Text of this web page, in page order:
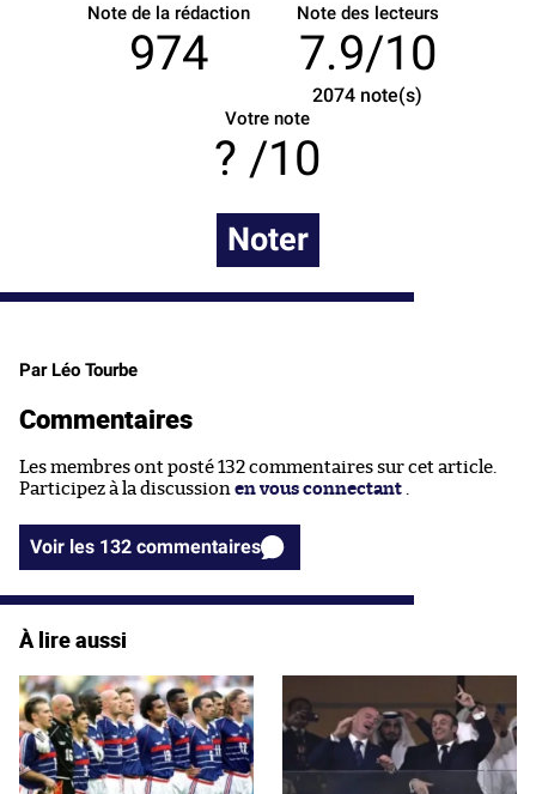
Note de la rédaction
974
Note des lecteurs
7.9/10
2074 note(s)
Votre note
/10
Noter
Par Léo Tourbe
Commentaires
Les membres ont posté 132 commentaires sur cet article.
Participez à la discussion en vous connectant
Voir les 132 commentaires
À lire aussi